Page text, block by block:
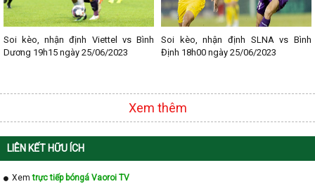
Soi kèo, nhận định Viettel vs Bình
Dương 19h15 ngày 25/06/2023
Soi kèo, nhận định SLNA vs Bình
Định 18h00 ngày 25/06/2023
Xem thêm
LIÊN KẾT HỮU ÍCH
Xemtrực tiếp bóngá Vaoroi TV